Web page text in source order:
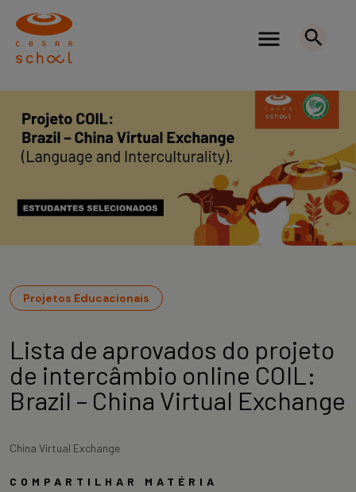
Projetos Educacionais
Lista de aprovados do projeto
de intercâmbio online COIL:
Brazil – China Virtual Exchange
China Virtual Exchange
COMPARTILHAR MATÉRIA